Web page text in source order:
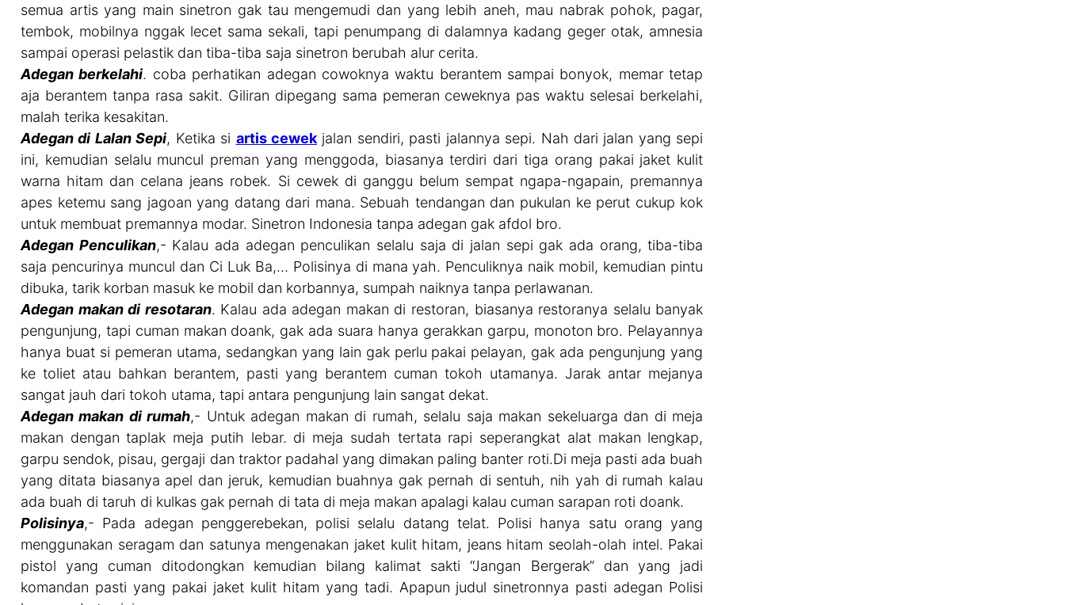
semua artis yang main sinetron gak tau mengemudi dan yang lebih aneh, mau nabrak pohok, pagar,
tembok, mobilnya nggak lecet sama sekali, tapi penumpang di dalamnya kadang geger otak, amnesia
sampai operasi pelastik dan tiba-tiba saja sinetron berubah alur cerita.
Adegan berkelahi. coba perhatikan adegan cowoknya waktu berantem sampai bonyok, memar tetap
aja berantem tanpa rasa sakit. Giliran dipegang sama pemeran ceweknya pas waktu selesai berkelahi,
malah terika kesakitan.
Adegan di Lalan Sepi, Ketika si artis cewek jalan sendiri, pasti jalannya sepi. Nah dari jalan yang sepi
ini, kemudian selalu muncul preman yang menggoda, biasanya terdiri dari tiga orang pakai jaket kulit
warna hitam dan celana jeans robek. Si cewek di ganggu belum sempat ngapa-ngapain, premannya
apes ketemu sang jagoan yang datang dari mana. Sebuah tendangan dan pukulan ke perut cukup kok
untuk membuat premannya modar. Sinetron Indonesia tanpa adegan gak afdol bro.
Adegan Penculikan,- Kalau ada adegan penculikan selalu saja di jalan sepi gak ada orang, tiba-tiba
saja pencurinya muncul dan Ci Luk Ba,… Polisinya di mana yah. Penculiknya naik mobil, kemudian pintu
dibuka, tarik korban masuk ke mobil dan korbannya, sumpah naiknya tanpa perlawanan.
Adegan makan di resotaran. Kalau ada adegan makan di restoran, biasanya restoranya selalu banyak
pengunjung, tapi cuman makan doank, gak ada suara hanya gerakkan garpu, monoton bro. Pelayannya
hanya buat si pemeran utama, sedangkan yang lain gak perlu pakai pelayan, gak ada pengunjung yang
ke toliet atau bahkan berantem, pasti yang berantem cuman tokoh utamanya. Jarak antar mejanya
sangat jauh dari tokoh utama, tapi antara pengunjung lain sangat dekat.
Adegan makan di rumah,- Untuk adegan makan di rumah, selalu saja makan sekeluarga dan di meja
makan dengan taplak meja putih lebar. di meja sudah tertata rapi seperangkat alat makan lengkap,
garpu sendok, pisau, gergaji dan traktor padahal yang dimakan paling banter roti.Di meja pasti ada buah
yang ditata biasanya apel dan jeruk, kemudian buahnya gak pernah di sentuh, nih yah di rumah kalau
ada buah di taruh di kulkas gak pernah di tata di meja makan apalagi kalau cuman sarapan roti doank.
Polisinya,- Pada adegan penggerebekan, polisi selalu datang telat. Polisi hanya satu orang yang
menggunakan seragam dan satunya mengenakan jaket kulit hitam, jeans hitam seolah-olah intel. Pakai
pistol yang cuman ditodongkan kemudian bilang kalimat sakti “Jangan Bergerak” dan yang jadi
komandan pasti yang pakai jaket kulit hitam yang tadi. Apapun judul sinetronnya pasti adegan Polisi